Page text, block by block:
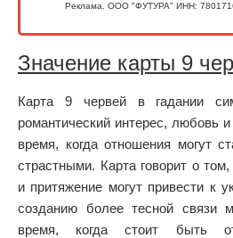
Реклама. ООО "ФУТУРА" ИНН:
Значение карты 9
Карта 9 червей в гадании
романтический интерес, любовь
время, когда отношения могут
страстными. Карта говорит о
и притяжение могут привести к
созданию более тесной связи
время, когда стоит быть